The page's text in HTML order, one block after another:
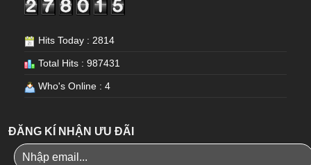
Hits Today : 2814
Total Hits : 987431
Who's Online : 4
ĐĂNG KÍ NHẬN ƯU ĐÃI